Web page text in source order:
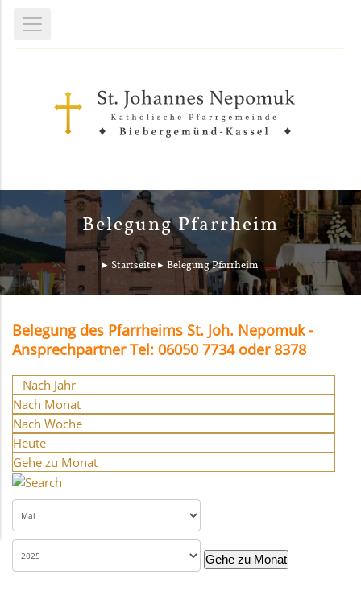
Belegung Pfarrheim
Startseite Belegung Pfarrheim
Belegung des Pfarrheims St. Joh. Nepomuk -
Ansprechpartner Tel: 06050 7734 oder 8378
Nach Jahr
Nach Monat
Nach Woche
Heute
Gehe zu Monat
Gehe zu Monat